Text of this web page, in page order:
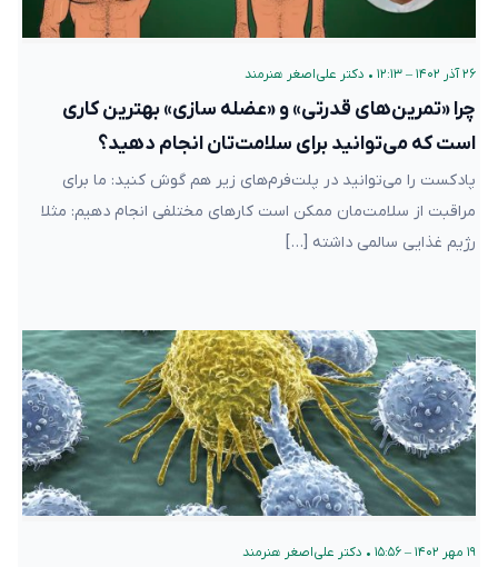
۲۶ آذر ۱۴۰۲ – ۱۲:۱۳ • دکتر علی‌اصغر هنرمند
چرا «تمرین‌های قدرتی» و «عضله سازی» بهترین کاری
است که می‌توانید برای سلامت‌تان انجام دهید؟
پادکست را می‌توانید در پلت‌فرم‌های زیر هم گوش کنید: ما برای
مراقبت از سلامت‌مان ممکن است کارهای مختلفی انجام دهیم: مثلا
رژیم غذایی سالمی داشته […]
۱۹ مهر ۱۴۰۲ – ۱۵:۵۶ • دکتر علی‌اصغر هنرمند